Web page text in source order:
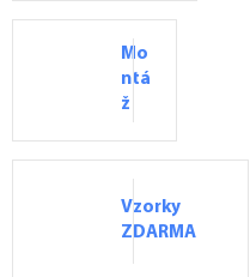
Mo
ntá
ž
Vzorky
ZDARMA